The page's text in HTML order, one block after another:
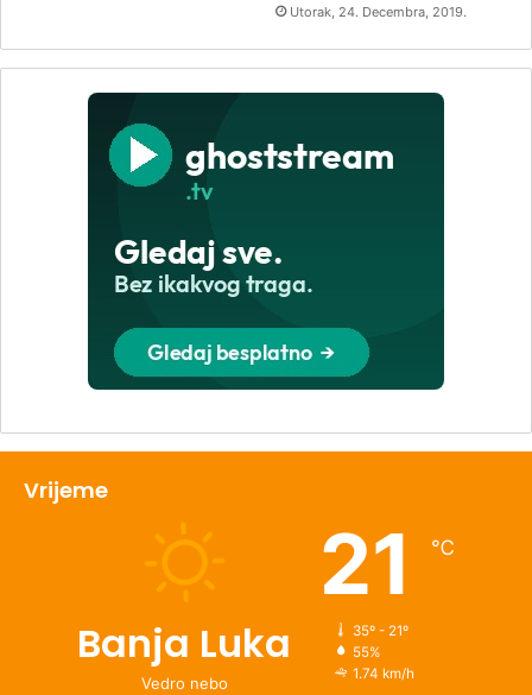
Utorak, 24. Decembra, 2019.
Vrijeme
Banja Luka
Vedro nebo
21 ℃
35º - 21º
55%
1.74 km/h